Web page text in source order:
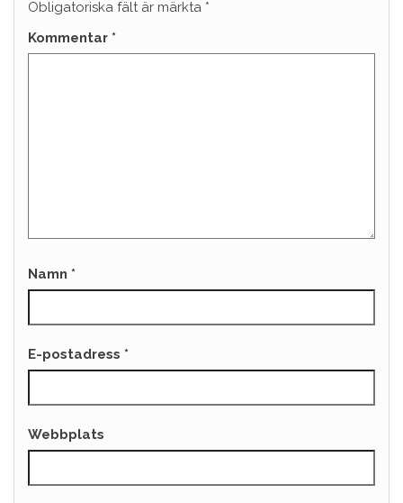
Obligatoriska fält är märkta *
Kommentar *
Namn *
E-postadress *
Webbplats